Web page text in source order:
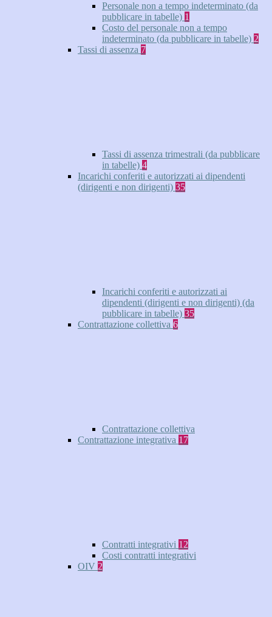
Personale non a tempo indeterminato (da
pubblicare in tabelle) 1
Costo del personale non a tempo
indeterminato (da pubblicare in tabelle) 2
Tassi di assenza 7
Tassi di assenza trimestrali (da pubblicare
in tabelle) 4
Incarichi conferiti e autorizzati ai dipendenti
(dirigenti e non dirigenti) 35
Incarichi conferiti e autorizzati ai
dipendenti (dirigenti e non dirigenti) (da
pubblicare in tabelle) 35
Contrattazione collettiva 6
Contrattazione collettiva
Contrattazione integrativa 17
Contratti integrativi 12
Costi contratti integrativi
OIV 2